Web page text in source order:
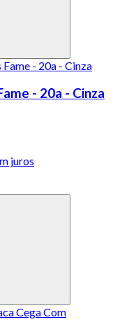
- 20a - Cinza
juros